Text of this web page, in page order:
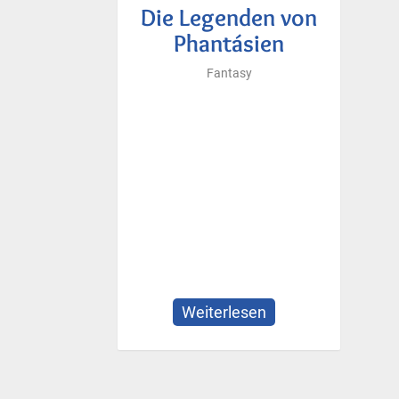
Die Legenden von
Phantásien
Fantasy
Weiterlesen